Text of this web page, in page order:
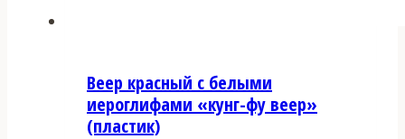
Веер красный с белыми
иероглифами «кунг-фу веер»
(пластик)